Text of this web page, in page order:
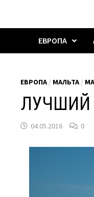
ЕВРОПА
ЕВРОПА / МАЛЬТА /
ЛУЧШИЙ
04.05.2016 0